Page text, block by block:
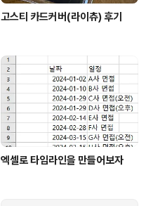
고스티 카드커버(라이츄) 후기
엑셀로 타임라인을 만들어보자